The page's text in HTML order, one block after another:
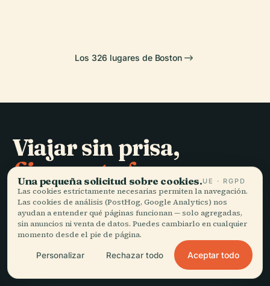
Los 326 lugares de Boston
Viajar sin prisa,
bien contado.
MANTENTE AL DÍA
Unirme
Una pequeña solicitud sobre cookies.UE · RGPD
Las cookies estrictamente necesarias permiten la navegación.
Las cookies de análisis (PostHog, Google Analytics) nos
ayudan a entender qué páginas funcionan — solo agregadas,
sin anuncios ni venta de datos. Puedes cambiarlo en cualquier
momento desde el pie de página.
Personalizar Rechazar todo Aceptar todo